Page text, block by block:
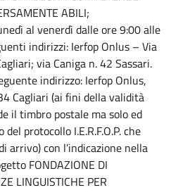
ABILI;
al venerdì dalle ore 9:00 alle
indirizzi: Ierfop Onlus – Via
via Caniga n. 42 Sassari.
indirizzo: Ierfop Onlus,
Cagliari (ai fini della validità
il timbro postale ma solo ed
protocollo I.E.R.F.O.P. che
arrivo) con l’indicazione nella
FONDAZIONE DI
LINGUISTICHE PER